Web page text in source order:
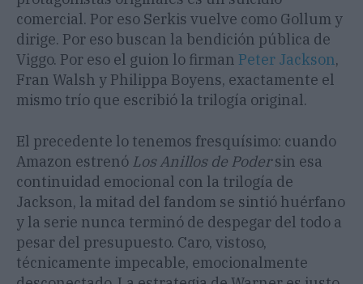
comercial. Por eso Serkis vuelve como Gollum y
dirige. Por eso buscan la bendición pública de
Viggo. Por eso el guion lo firman Peter Jackson,
Fran Walsh y Philippa Boyens, exactamente el
mismo trío que escribió la trilogía original.
El precedente lo tenemos fresquísimo: cuando
Amazon estrenó Los Anillos de Podersin esa
continuidad emocional con la trilogía de
Jackson, la mitad del fandom se sintió huérfano
y la serie nunca terminó de despegar del todo a
pesar del presupuesto. Caro, vistoso,
técnicamente impecable, emocionalmente